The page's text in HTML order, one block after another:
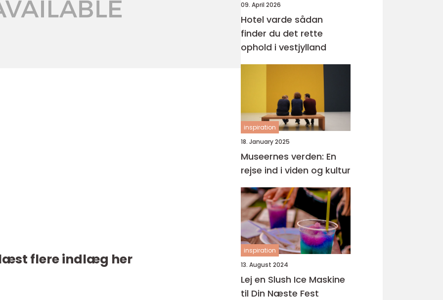
flere indlæg her
09. April 2026
Hotel varde sådan
finder du det rette
ophold i vestjylland
inspiration
18. January 2025
Museernes verden: En
rejse ind i viden og kultur
inspiration
13. August 2024
Lej en Slush Ice Maskine
til Din Næste Fest